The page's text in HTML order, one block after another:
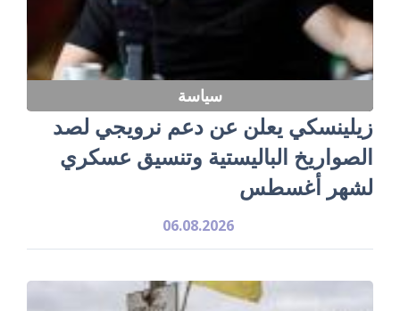
سياسة
زيلينسكي يعلن عن دعم نرويجي لصد
الصواريخ الباليستية وتنسيق عسكري
لشهر أغسطس
06.08.2026